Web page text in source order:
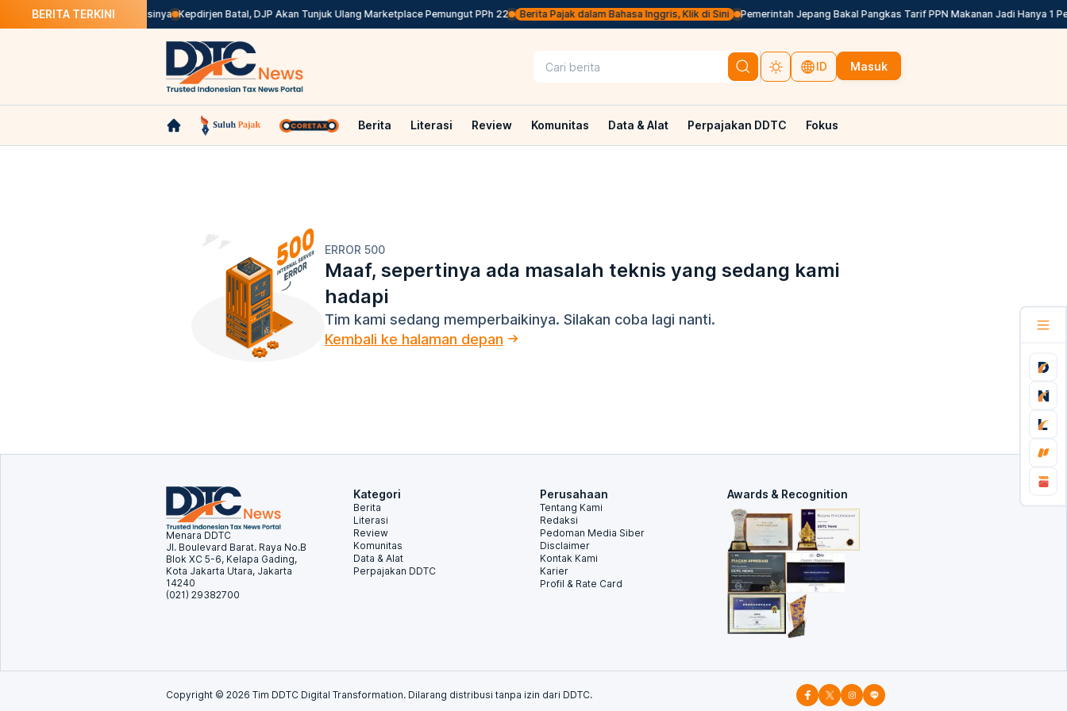
BERITA TERKINI
Valid di Coretax? Ini Solusinya Kepdirjen Batal, DJP Akan Tunjuk Ulang Marketplace Pemungut PPh 22 Berita Pajak dalam Bahasa Inggris, Klik di Sini Pemerintah Jepang Bakal Pangkas Tarif PPN Makanan Jadi Hanya 1
ID Masuk
Berita Literasi Review Komunitas Data & Alat Perpajakan DDTC Fokus
ERROR 500
Maaf, sepertinya ada masalah teknis yang sedang kami
hadapi
Tim kami sedang memperbaikinya. Silakan coba lagi nanti.
Kembali ke halaman depan
Menara DDTC
Jl. Boulevard Barat. Raya No.B
Blok XC 5-6, Kelapa Gading,
Kota Jakarta Utara, Jakarta
14240
(021) 29382700
Kategori
Berita
Literasi
Review
Komunitas
Data & Alat
Perpajakan DDTC
Perusahaan
Tentang Kami
Redaksi
Pedoman Media Siber
Disclaimer
Kontak Kami
Karier
Profil & Rate Card
Awards & Recognition
Copyright © 2026 Tim DDTC Digital Transformation. Dilarang distribusi tanpa izin dari DDTC.